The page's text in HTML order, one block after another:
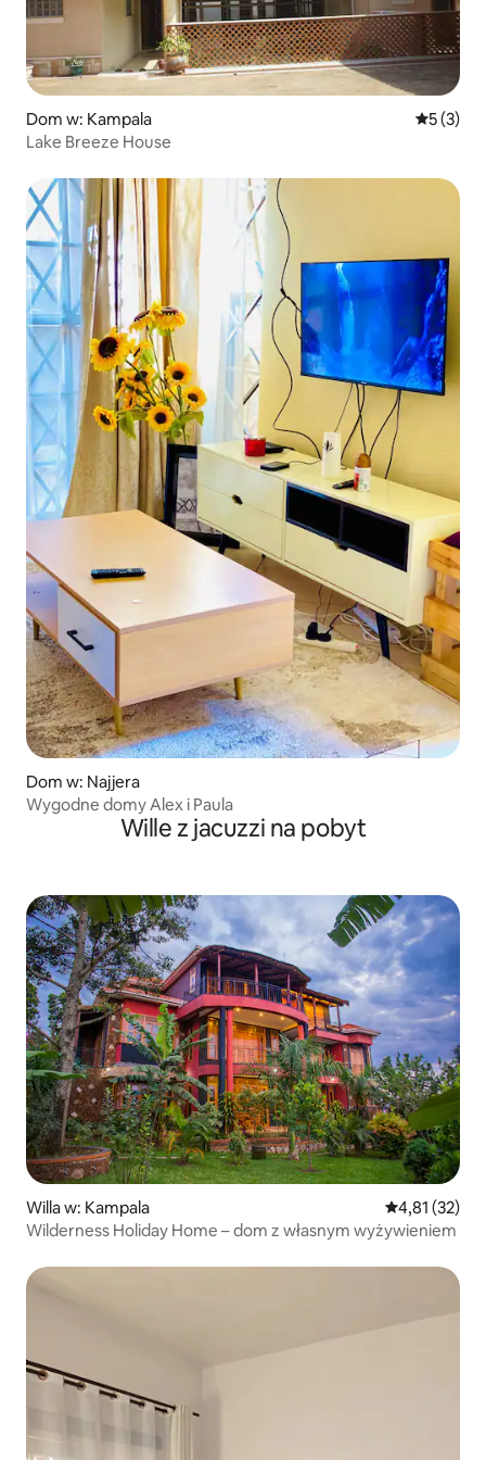
Dom w: Kampala Średnia
5 (3)
Lake Breeze House
Dom w: Najjera
Wygodne domy Alex i Paula
Wille z jacuzzi na pobyt
Willa w: Kampala Średnia
4,81 (32)
Wilderness Holiday Home – dom z własnym wyżywieniem